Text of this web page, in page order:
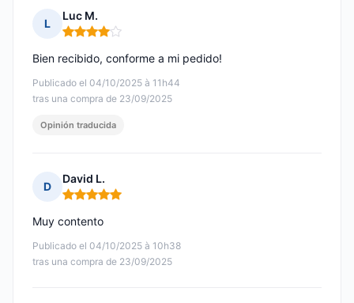
L
Luc M.
Nota: 4 de 5
Publicado el 04/10/2025 à 11h44
tras una compra de 23/09/2025
Bien recibido, conforme a mi pedido!
Opinión traducida
D
David L.
Nota: 5 de 5
Publicado el 04/10/2025 à 10h38
tras una compra de 23/09/2025
Muy contento